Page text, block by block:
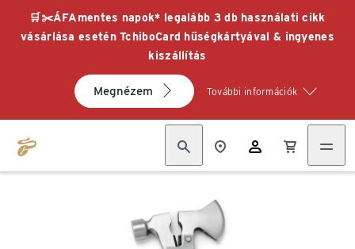
🛒✂️ÁFAmentes napok* legalább 3 db használati cikk
vásárlása esetén TchiboCard hűségkártyával & ingyenes
kiszállítás
Megnézem További információk